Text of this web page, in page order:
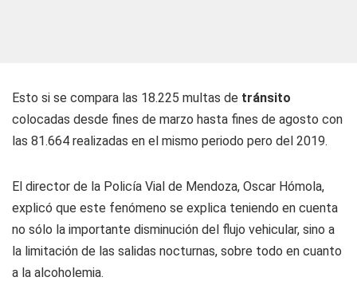
Esto si se compara las 18.225 multas de tránsito
colocadas desde fines de marzo hasta fines de agosto con
las 81.664 realizadas en el mismo periodo pero del 2019.
El director de la Policía Vial de Mendoza, Oscar Hómola,
explicó que este fenómeno se explica teniendo en cuenta
no sólo la importante disminución del flujo vehicular, sino a
la limitación de las salidas nocturnas, sobre todo en cuanto
a la alcoholemia.